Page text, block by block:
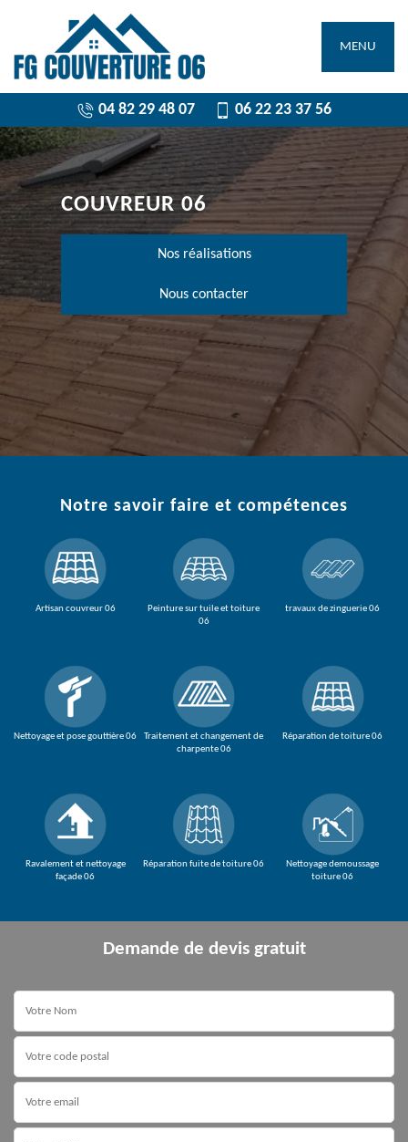
MENU
04 82 29 48 07 06 22 23 37 56
COUVREUR 06
Nos réalisations
Nous contacter
Notre savoir faire et compétences
Artisan couvreur 06
Nettoyage et pose gouttière 06
Ravalement et nettoyage
façade 06
Peinture sur tuile et toiture
06
Traitement et changement de
charpente 06
Réparation fuite de toiture 06
travaux de zinguerie 06
Réparation de toiture 06
Nettoyage demoussage
toiture 06
Demande de devis gratuit